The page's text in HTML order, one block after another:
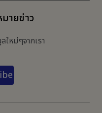
ายข่าว
หม่ๆจากเรา